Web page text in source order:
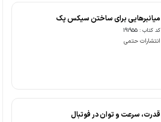
میانبرهایی برای ساختن سیکس پک
کد کتاب : 191955
انتشارات حتمی
قدرت، سرعت و توان در فوتبال